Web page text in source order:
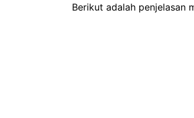
Berikut adalah penjelasan